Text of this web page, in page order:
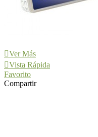
Ver Más
Vista Rápida
Favorito
Compartir